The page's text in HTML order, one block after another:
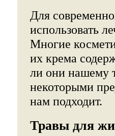
Для
использовать
Многие
их крема
ли они нашему
некоторыми
нам подходит.
Травы для